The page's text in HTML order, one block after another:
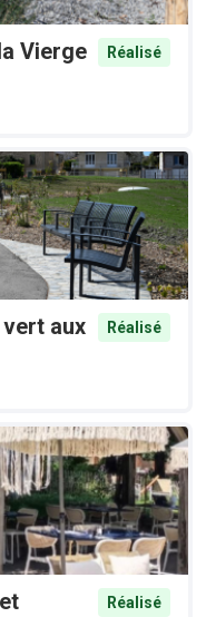
Vierge
Réalisé
vert aux
Réalisé
Réalisé